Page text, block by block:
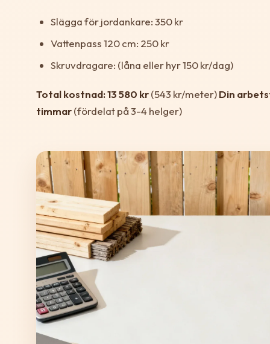
Slägga för jordankare: 350 kr
Vattenpass 120 cm: 250 kr
Skruvdragare: (låna eller hyr 150 kr/dag)
Total kostnad: 13 580 kr(543 kr/meter)Din
timmar(fördelat på 3-4 helger)